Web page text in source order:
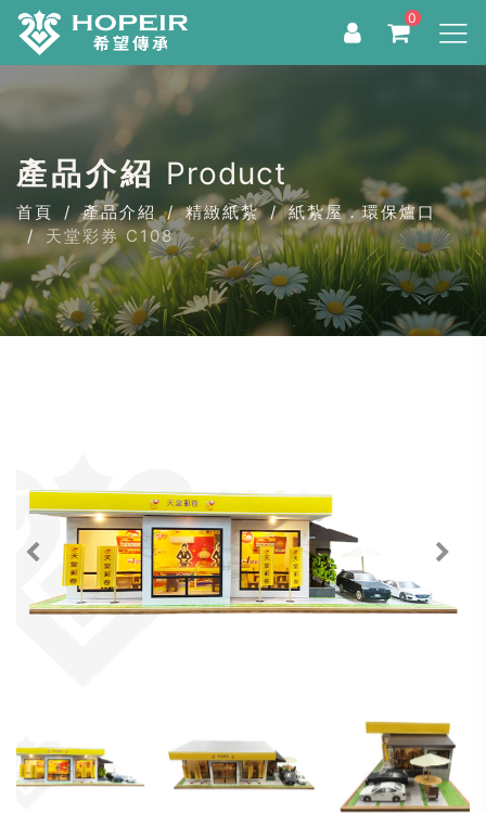
0
產品介紹 Product
首頁 產品介紹 精緻紙紮
紙紮屋．環保爐口
天堂彩券 C108